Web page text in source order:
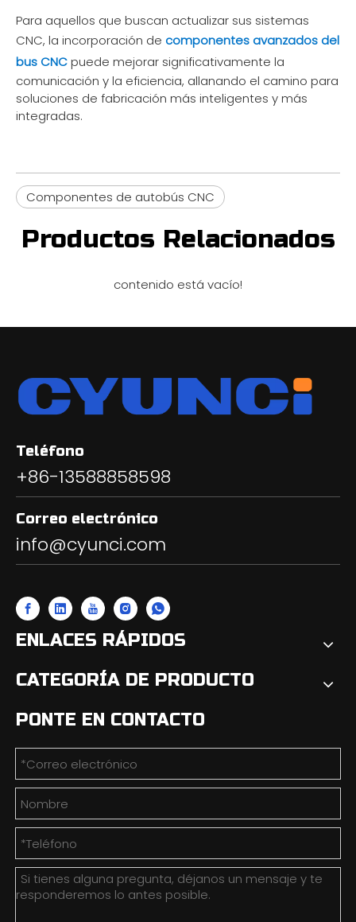
Para aquellos que buscan actualizar sus sistemas
CNC, la incorporación de componentes avanzados del
bus CNCpuede mejorar significativamente la
comunicación y la eficiencia, allanando el camino para
soluciones de fabricación más inteligentes y más
integradas.
Componentes de autobús CNC
Productos Relacionados
contenido está vacío!
Teléfono
+86-13588858598
Correo electrónico
info@cyunci.com
ENLACES RÁPIDOS
CATEGORÍA DE PRODUCTO
PONTE EN CONTACTO